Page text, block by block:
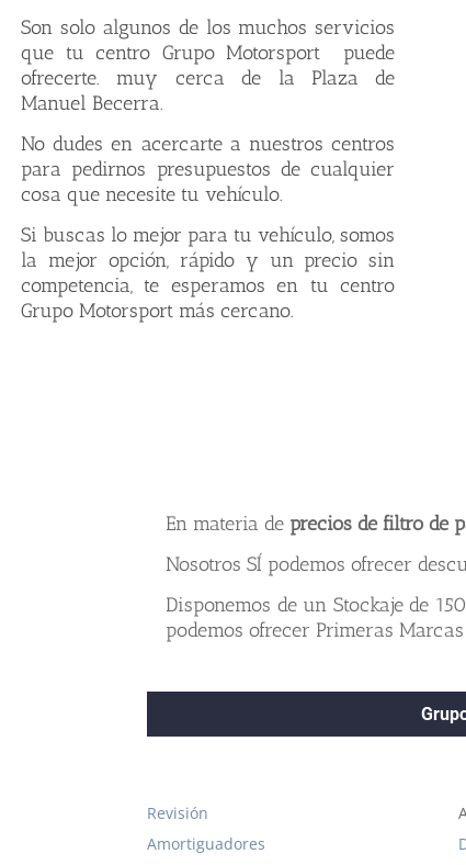
Son solo algunos de los muchos servicios
que tu centro Grupo Motorsport puede
ofrecerte. muy cerca de la Plaza de
Manuel Becerra.
No dudes en acercarte a nuestros centros
para pedirnos presupuestos de cualquier
cosa que necesite tu vehículo.
Si buscas lo mejor para tu vehículo, somos
la mejor opción, rápido y un precio sin
competencia, te esperamos en tu centro
Grupo Motorsport más cercano.
En materia de precios de filtro de
Nosotros SÍ podemos ofrecer
Disponemos de un Stockaje de
podemos ofrecer Primeras
Revisión
Amortiguadores